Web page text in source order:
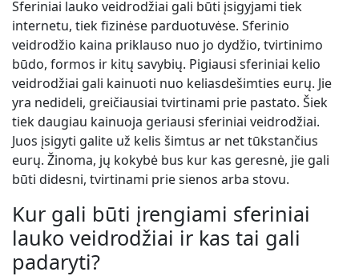
Sferiniai lauko veidrodžiai gali būti įsigyjami tiek
internetu, tiek fizinėse parduotuvėse. Sferinio
veidrodžio kaina priklauso nuo jo dydžio, tvirtinimo
būdo, formos ir kitų savybių. Pigiausi sferiniai kelio
veidrodžiai gali kainuoti nuo keliasdešimties eurų. Jie
yra nedideli, greičiausiai tvirtinami prie pastato. Šiek
tiek daugiau kainuoja geriausi sferiniai veidrodžiai.
Juos įsigyti galite už kelis šimtus ar net tūkstančius
eurų. Žinoma, jų kokybė bus kur kas geresnė, jie gali
būti didesni, tvirtinami prie sienos arba stovu.
Kur gali būti įrengiami sferiniai
lauko veidrodžiai ir kas tai gali
padaryti?